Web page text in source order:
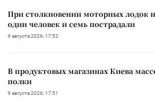
При столкновении моторных лодок
один человек и семь пострадали
9 августа 2026, 17:52
В продуктовых магазинах Киева
полки
9 августа 2026, 17:51